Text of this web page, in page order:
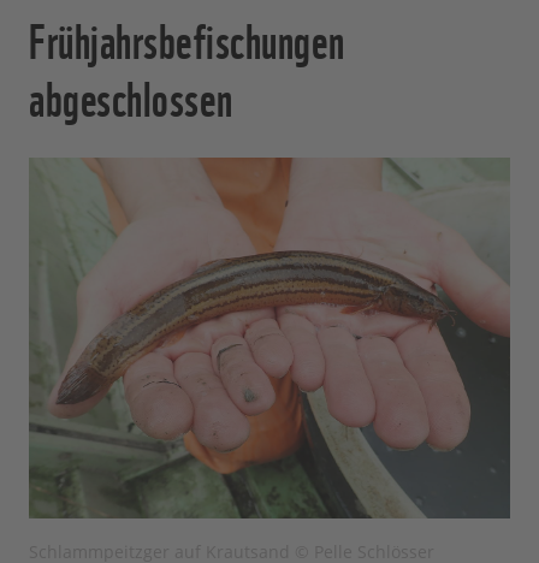
Frühjahrsbefischungen
abgeschlossen